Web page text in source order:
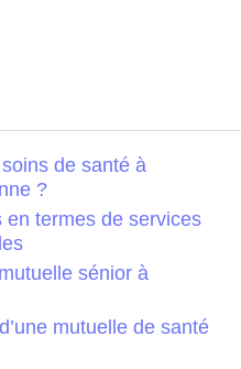
de santé à
?
en termes de services
sénior à
mutuelle de santé